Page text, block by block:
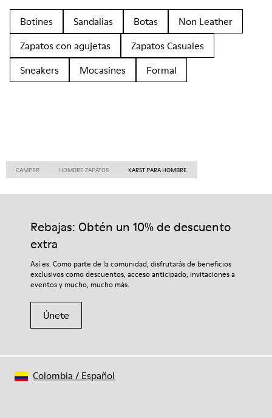
Botines Sandalias Botas
Non Leather
Zapatos con agujetas
Zapatos Casuales
Sneakers
Mocasines Formal
CAMPER HOMBRE ZAPATOS KARST PARA HOMBRE
Rebajas: Obtén un 10% de descuento
extra
Así es. Como parte de la comunidad, disfrutarás de beneficios
exclusivos como descuentos, acceso anticipado, invitaciones a
eventos y mucho, mucho más.
Únete
Colombia / Español